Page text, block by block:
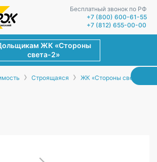
Бесплатный звонок по РФ
+7 (800) 600-61-55
+7 (812) 655-00-00
ЖК «Стороны
света-2»
› Строящаяся › ЖК «Стороны света-2»